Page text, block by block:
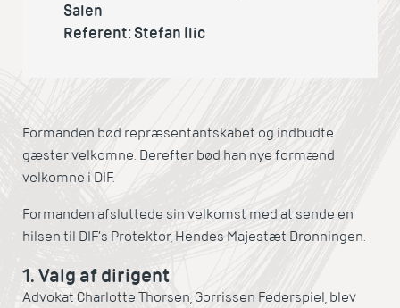
Salen
Referent: Stefan Ilic
Formanden bød repræsentantskabet og indbudte
gæster velkomne. Derefter bød han nye formænd
velkomne i DIF.
Formanden afsluttede sin velkomst med at sende en
hilsen til DIF’s Protektor, Hendes Majestæt Dronningen.
1. Valg af dirigent
Advokat Charlotte Thorsen, Gorrissen Federspiel, blev